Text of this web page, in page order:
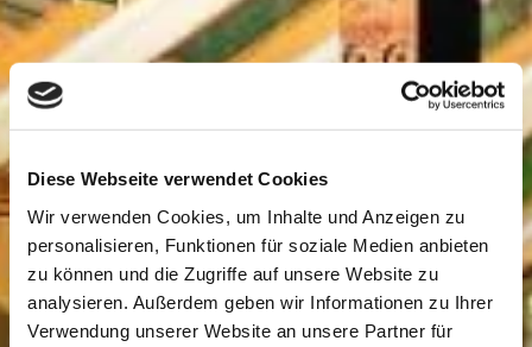
Diese Webseite verwendet Cookies
Wir verwenden Cookies, um Inhalte und Anzeigen zu
personalisieren, Funktionen für soziale Medien anbieten
zu können und die Zugriffe auf unsere Website zu
analysieren. Außerdem geben wir Informationen zu Ihrer
Verwendung unserer Website an unsere Partner für